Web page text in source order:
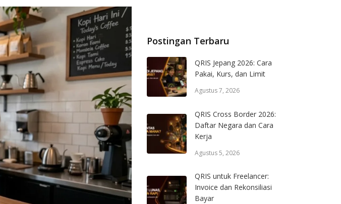
Postingan Terbaru
QRIS Jepang 2026: Cara
Pakai, Kurs, dan Limit
Agustus 7, 2026
QRIS Cross Border 2026:
Daftar Negara dan Cara
Kerja
Agustus 5, 2026
QRIS untuk Freelancer:
Invoice dan Rekonsiliasi
Bayar